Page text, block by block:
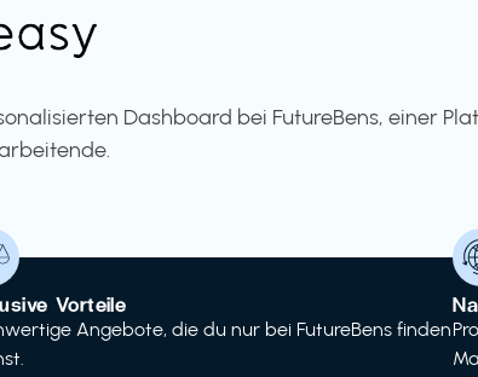
Dashboard bei FutureBens, einer
Vorteile
Angebote, die du nur bei FutureBens finden